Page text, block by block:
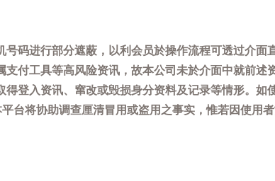
码进行部分遮蔽，以利会员於操作流程可透过介面
付工具等高风险资讯，故本公司未於介面中就前述
登入资讯、窜改或毁损身分资料及记录等情形。如
台将协助调查厘清冒用或盗用之事实，惟若因使用